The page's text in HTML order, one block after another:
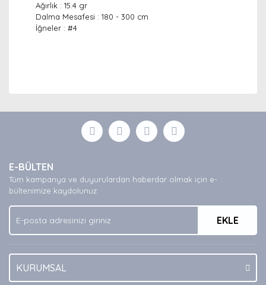
Ağırlık : 15.4 gr
Dalma Mesafesi : 180 - 300 cm
İğneler : #4
Yorum Yaz
formunu kullanarak tarafımıza iletebilirsiniz.
Görüş ve önerileriniz için teşekkür ederiz.
Ürün açıklamasında eksik bilgiler bulunuyor.
Ürün bilgilerinde hatalar bulunuyor.
Ürün fiyatı diğer sitelerden daha pahalı.
Bu ürüne benzer farklı alternatifler olmalı.
E-BÜLTEN
Tüm kampanya ve duyurulardan haberdar olmak için e-
bültenimize kaydolunuz.
EKLE
KURUMSAL